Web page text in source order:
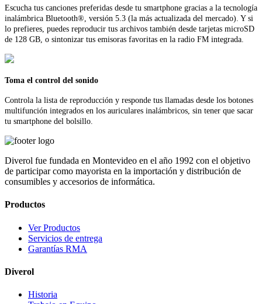
Escucha tus canciones preferidas desde tu smartphone gracias a la tecnología
inalámbrica Bluetooth®, versión 5.3 (la más actualizada del mercado). Y si
lo prefieres, puedes reproducir tus archivos también desde tarjetas microSD
de 128 GB, o sintonizar tus emisoras favoritas en la radio FM integrada.
Toma el control del sonido
Controla la lista de reproducción y responde tus llamadas desde los botones
multifunción integrados en los auriculares inalámbricos, sin tener que sacar
tu smartphone del bolsillo.
Diverol fue fundada en Montevideo en el año 1992 con el objetivo
de participar como mayorista en la importación y distribución de
consumibles y accesorios de informática.
Productos
Ver Productos
Servicios de entrega
Garantías RMA
Diverol
Historia